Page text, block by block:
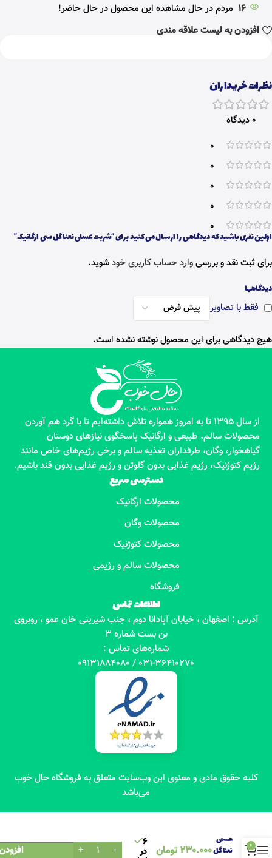
16 مردم در حال مشاهده این محصول در حال حاضر!
افزودن به لیست علاقه مندی
نظرات خریداران
0 دیدگاه
0
0
0
0
0
دیدگاهها
فقط با تصاویر
هیچ دیدگاهی برای این محصول نوشته نشده است.
اولین نفری باشید که دیدگاهی را ارسال می کنید برای “شربت عسلی نعنا گل سی ارگانیک”
برای ثبت نقد و بررسیوارد حساب کاربری خودشوید.
از سال 1395 تا به امروز همواره تلاش داشته‌ایم تا با گرد هم آوردن
محصولات سالم، طبیعی و ارگانیک پاسخگوی نیازهای دوستان
گیاهخوار، وگان، طرفداران تغذیه سالم و برخی رژیم‌های خاص مانند
رژیم کتوژنیک، رژیم غذایی بدون گلوتن و رژیم غذایی بدون قند باشیم.
دسترسی سریع
محصولات ارگانیک
محصولات وگان
محصولات کتوژنیک
محصولات سالم و رژیمی
فروشگاه
اطلاعات تماس
آدرس : اصفهان ، خیابان آپادانا دوم ، جنب شیرینی خان عمو ، روبروی
بن بست شماره 3
شماره‌های تماس :
031-36410270 / 09131884080
کلیه حقوق مادی و معنوی این وب‌سایت متعلق به فروشگاه حال خوب
می‌باشد
عسلی
نعنا گل230.000 تومان
6
در 0